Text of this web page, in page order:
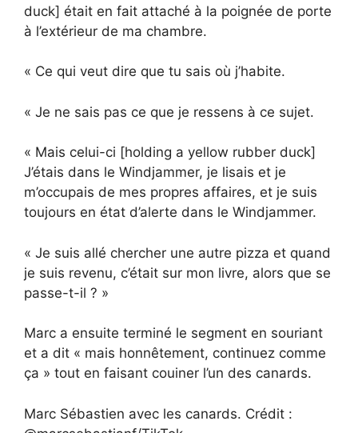
duck] était en fait attaché à la poignée de porte
à l’extérieur de ma chambre.
« Ce qui veut dire que tu sais où j’habite.
« Je ne sais pas ce que je ressens à ce sujet.
« Mais celui-ci [holding a yellow rubber duck]
J’étais dans le Windjammer, je lisais et je
m’occupais de mes propres affaires, et je suis
toujours en état d’alerte dans le Windjammer.
« Je suis allé chercher une autre pizza et quand
je suis revenu, c’était sur mon livre, alors que se
passe-t-il ? »
Marc a ensuite terminé le segment en souriant
et a dit « mais honnêtement, continuez comme
ça » tout en faisant couiner l’un des canards.
Marc Sébastien avec les canards. Crédit :